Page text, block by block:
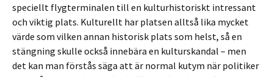
speciellt flygterminalen till en kulturhistoriskt intressant
och viktig plats. Kulturellt har platsen alltså lika mycket
värde som vilken annan historisk plats som helst, så en
stängning skulle också innebära en kulturskandal – men
det kan man förstås säga att är normal kutym när politiker